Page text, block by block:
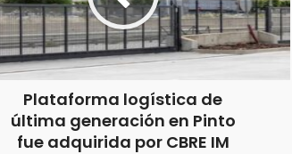
Plataforma logística de
última generación en Pinto
fue adquirida por CBRE IM